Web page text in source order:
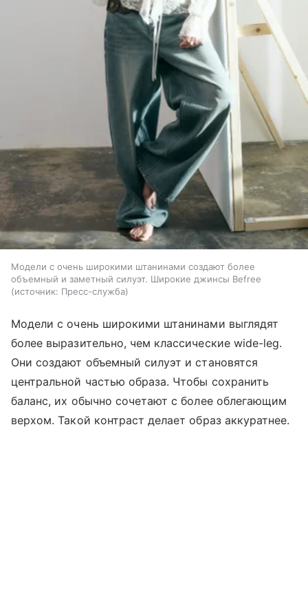
Модели с очень широкими штанинами создают более
объемный и заметный силуэт. Широкие джинсы Befree
источник: Пресс-служба
Модели с очень широкими штанинами выглядят
более выразительно, чем классические wide-leg.
Они создают объемный силуэт и становятся
центральной частью образа. Чтобы сохранить
баланс, их обычно сочетают с более облегающим
верхом. Такой контраст делает образ аккуратнее.